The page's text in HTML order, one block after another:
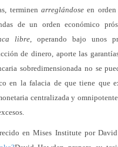
terminen arreglándose en orden
de un orden económico
libre, operando bajo unos
de dinero, aporte las
sobredimensionada no se
en la falacia de que tiene que
centralizada y
en Mises Institute por David